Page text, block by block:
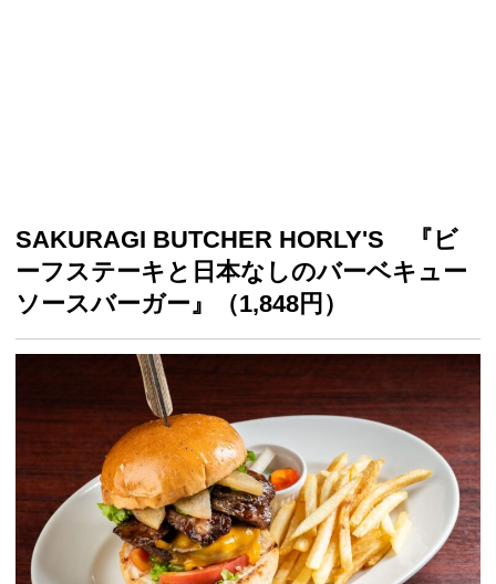
SAKURAGI BUTCHER HORLY'S 『ビ
ーフステーキと日本なしのバーベキュー
ソースバーガー』（1,848円）